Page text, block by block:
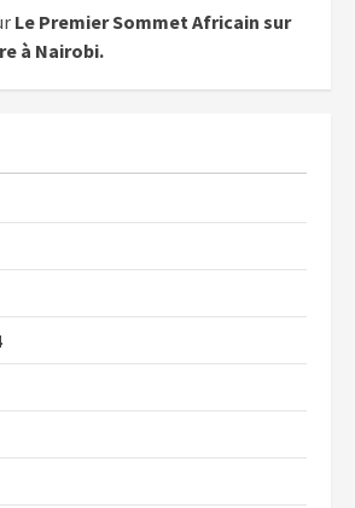
Le Premier Sommet Africain sur
à Nairobi.